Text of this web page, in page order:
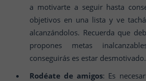
a motivarte a seguir hasta
objetivos en una lista y ve
alcanzándolos. Recuerda que
propones metas
conseguirás es estar desmotivado.
Rodéate de amigos: Es